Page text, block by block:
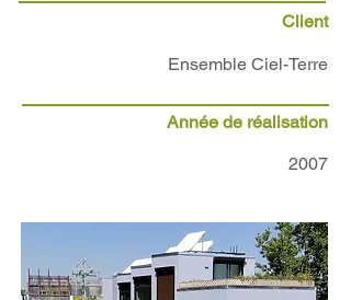
Client
Ensemble Ciel-Terre
Année de réalisation
2007